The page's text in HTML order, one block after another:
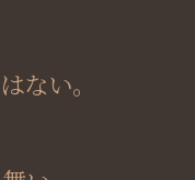
ない。